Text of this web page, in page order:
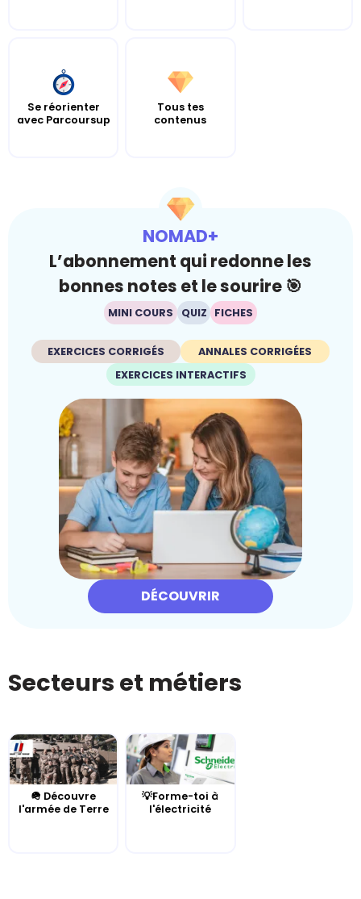
Se réorienter
avec Parcoursup
Tous tes
contenus
NOMAD+
L’abonnement qui redonne les
bonnes notes et le sourire 🎯
MINI COURS QUIZ FICHES
EXERCICES CORRIGÉS
ANNALES CORRIGÉES
EXERCICES INTERACTIFS
DÉCOUVRIR
Secteurs et métiers
🪖 Découvre
l'armée de Terre
💡Forme-toi à
l'électricité